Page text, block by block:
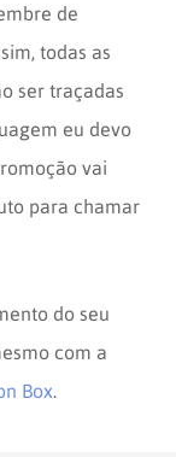
de
todas as
ser traçadas
eu devo
vai
para chamar
do seu
com a
Box.